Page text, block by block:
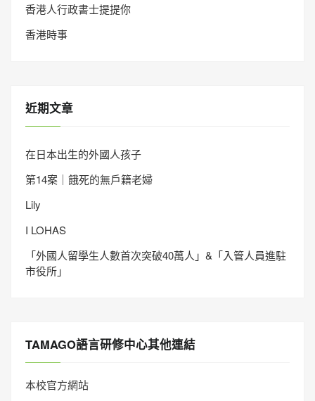
香港人行政書士提提你
香港時事
近期文章
在日本出生的外國人孩子
第14案｜餓死的無戶籍老婦
Lily
I LOHAS
「外國人留學生人數首次突破40萬人」&「入管人員進駐
市役所」
TAMAGO語言研修中心其他連結
本校官方網站